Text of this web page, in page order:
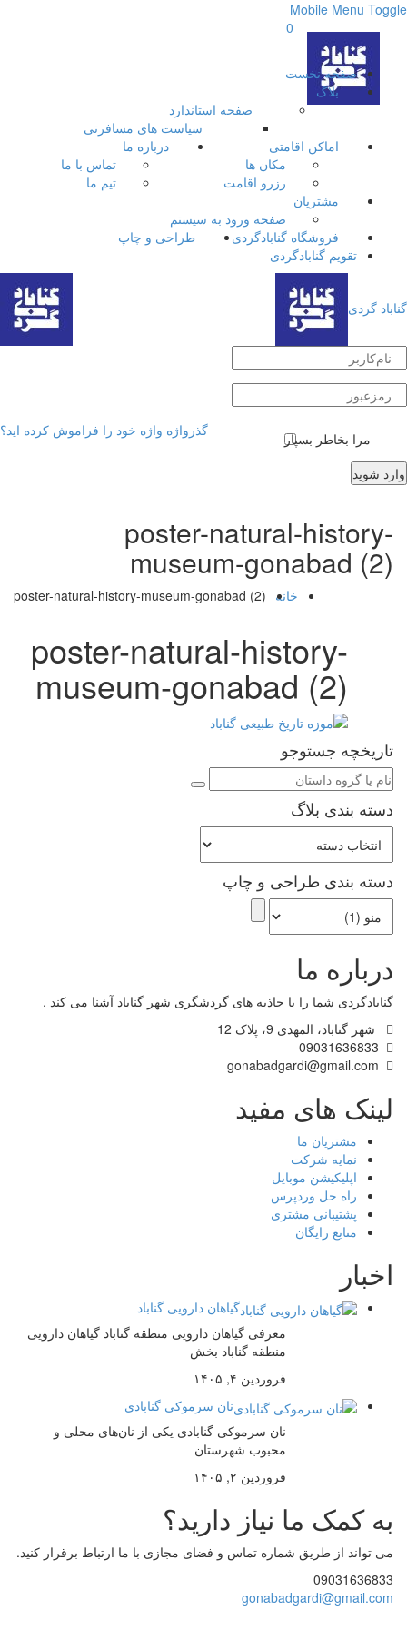
Mobile Menu Toggle
0
صفحه نخست
بلاگ
صفحه استاندارد
سیاست های مسافرتی
اماکن اقامتی
مکان ها
رزرو اقامت
درباره ما
تماس با ما
تیم ما
مشتریان
صفحه ورود به سیستم
فروشگاه گنابادگردی
طراحی و چاپ
تقویم گنابادگردی
گناباد گردی
گذرواژه واژه خود را فراموش کرده اید؟
مرا بخاطر بسپار
وارد شوید
poster-natural-history-
museum-gonabad (2)
خانه poster-natural-history-museum-gonabad (2)
poster-natural-history-
museum-gonabad (2)
تاریخچه جستوجو
دسته بندی بلاگ
بندی
دسته بندی طراحی و چاپ
درباره ما
گنابادگردی شما را با جاذبه های گردشگری شهر گناباد آشنا می کند .
شهر گناباد، المهدی 9، پلاک 12
لینک های مفید
مشتریان ما
نمایه شرکت
اپلیکیشن موبایل
راه حل وردپرس
پشتیبانی مشتری
منابع رایگان
اخبار
گیاهان دارویی گناباد
معرفی گیاهان دارویی منطقه گناباد گیاهان دارویی
منطقه گناباد بخش
فروردین ۴, ۱۴۰۵
نان سرموکی گنابادی
نان سرموکی گنابادی یکی از نان‌های محلی و
محبوب شهرستان
فروردین ۲, ۱۴۰۵
به کمک ما نیاز دارید؟
می تواند از طریق شماره تماس و فضای مجازی با ما ارتباط برقرار کنید.
09031636833
gonabadgardi@gmail.com